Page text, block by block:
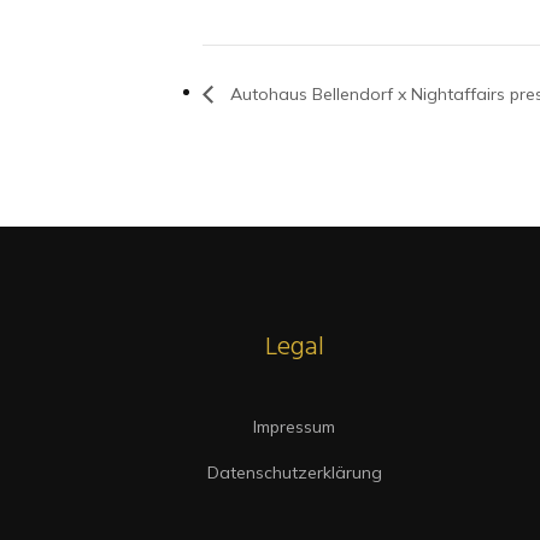
Autohaus Bellendorf x Nightaffairs
Legal
Impressum
Datenschutzerklärung